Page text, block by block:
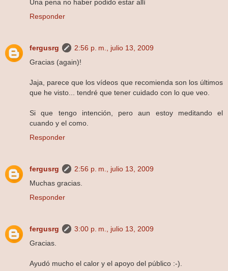
Una pena no haber podido estar allí
Responder
fergusrg
2:56 p. m., julio 13, 2009
Gracias (again)!
Jaja, parece que los vídeos que recomienda son los últimos
que he visto... tendré que tener cuidado con lo que veo.
Si que tengo intención, pero aun estoy meditando el
cuando y el como.
Responder
fergusrg
2:56 p. m., julio 13, 2009
Muchas gracias.
Responder
fergusrg
3:00 p. m., julio 13, 2009
Gracias.
Ayudó mucho el calor y el apoyo del público :-).